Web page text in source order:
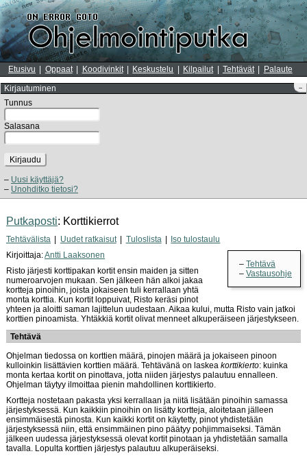
Etusivu Oppaat Koodivinkit Keskustelu Kilpailut Tehtävät Palaute
–
Kirjautuminen
Tunnus
Salasana
Kirjaudu
Uusi käyttäjä?
Unohditko tietosi?
Putkaposti: Korttikierrot
Tehtävälista Uudet ratkaisut Tuloslista Iso tulostaulu
Tehtävä
Vastausohje
Kirjoittaja:Antti Laaksonen
Risto järjesti korttipakan kortit ensin maiden ja sitten
numeroarvojen mukaan. Sen jälkeen hän alkoi jakaa
kortteja pinoihin, joista jokaiseen tuli kerrallaan yhtä
monta korttia. Kun kortit loppuivat, Risto keräsi pinot
yhteen ja aloitti saman lajittelun uudestaan. Aikaa kului, mutta Risto vain jatkoi
korttien pinoamista. Yhtäkkiä kortit olivat menneet alkuperäiseen järjestykseen.
Tehtävä
Ohjelman tiedossa on korttien määrä, pinojen määrä ja jokaiseen pinoon
kulloinkin lisättävien korttien määrä. Tehtävänä on laskea korttikierto: kuinka
monta kertaa kortit on pinottava, jotta niiden järjestys palautuu ennalleen.
Ohjelman täytyy ilmoittaa pienin mahdollinen korttikierto.
Kortteja nostetaan pakasta yksi kerrallaan ja niitä lisätään pinoihin samassa
järjestyksessä. Kun kaikkiin pinoihin on lisätty kortteja, aloitetaan jälleen
ensimmäisestä pinosta. Kun kaikki kortit on käytetty, pinot yhdistetään
järjestyksessä niin, että ensimmäinen pino päätyy pohjimmaiseksi. Tämän
jälkeen uudessa järjestyksessä olevat kortit pinotaan ja yhdistetään samalla
tavalla. Lopulta korttien järjestys palautuu alkuperäiseksi.